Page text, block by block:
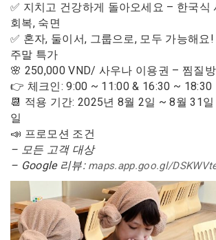
✅ 지치고 건강하게 돌아오세요 – 한국식
회복, 숙면
✅ 혼자, 둘이서, 그룹으로, 모두 가능해요!
주말 특가
🌸 250,000 VND/ 사우나 이용권 – 찜질방
👉 체크인: 9:00 ~ 11:00 & 16:30 ~ 18:30
📆 적용 기간: 2025년 8월 2일 ~ 8월 31
일
📣 프로모션 조건
– 모든 고객 대상
– Google 리뷰: maps.app.goo.gl/